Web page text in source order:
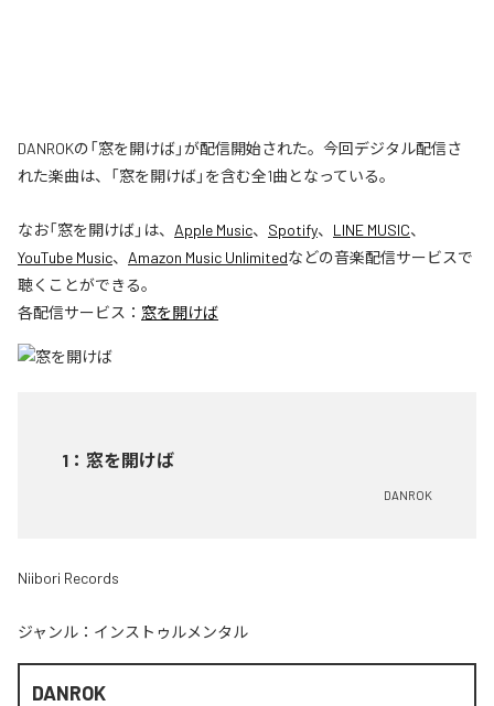
DANROKの「窓を開けば」が配信開始された。今回デジタル配信さ
れた楽曲は、「窓を開けば」を含む全1曲となっている。
なお「窓を開けば」は、 Apple Music、 Spotify、 LINE MUSIC、
YouTube Music、 Amazon Music Unlimitedなどの音楽配信サービスで
聴くことができる。
各配信サービス： 窓を開けば
1 ： 窓を開けば
DANROK
Niibori Records
ジャンル： インストゥルメンタル
DANROK